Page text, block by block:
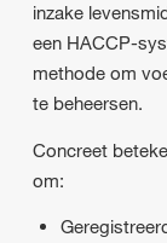
inzake
een HACCP-
methode om
te beheersen.
Concreet
om: